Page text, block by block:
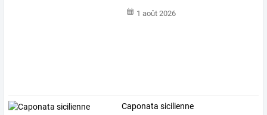
1 août 2026
Caponata sicilienne